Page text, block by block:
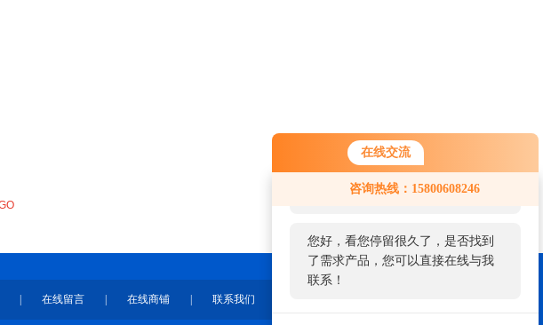
在线交流
咨询热线：15800608246
您好！欢迎前来咨询，很高兴为您
服务，请问您要咨询什么问题呢？
您好，看您停留很久了，是否找到
了需求产品，您可以直接在线与我
联系！
在线留言 在线商铺 联系我们